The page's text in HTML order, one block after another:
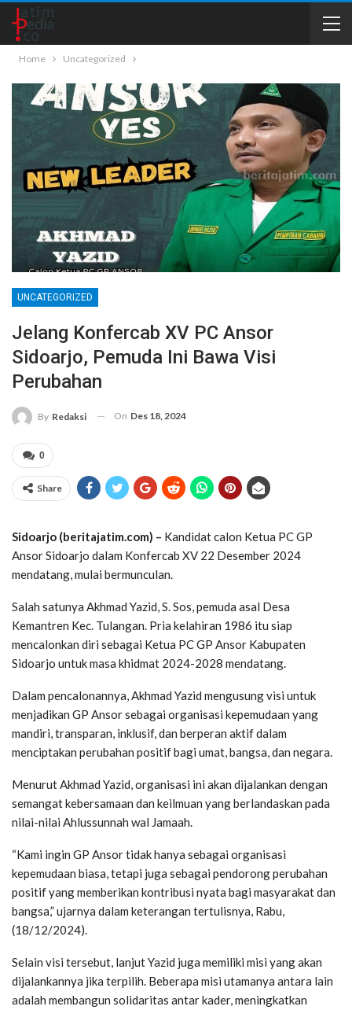
Home Uncategorized
UNCATEGORIZED
Jelang Konfercab XV PC Ansor
Sidoarjo, Pemuda Ini Bawa Visi
Perubahan
By Redaksi On Des 18, 2024
0
Share
Sidoarjo (beritajatim.com) – Kandidat calon Ketua PC GP
Ansor Sidoarjo dalam Konfercab XV 22 Desember 2024
mendatang, mulai bermunculan.
Salah satunya Akhmad Yazid, S. Sos, pemuda asal Desa
Kemantren Kec. Tulangan. Pria kelahiran 1986 itu siap
mencalonkan diri sebagai Ketua PC GP Ansor Kabupaten
Sidoarjo untuk masa khidmat 2024-2028 mendatang.
Dalam pencalonannya, Akhmad Yazid mengusung visi untuk
menjadikan GP Ansor sebagai organisasi kepemudaan yang
mandiri, transparan, inklusif, dan berperan aktif dalam
menciptakan perubahan positif bagi umat, bangsa, dan negara.
Menurut Akhmad Yazid, organisasi ini akan dijalankan dengan
semangat kebersamaan dan keilmuan yang berlandaskan pada
nilai-nilai Ahlussunnah wal Jamaah.
“Kami ingin GP Ansor tidak hanya sebagai organisasi
kepemudaan biasa, tetapi juga sebagai pendorong perubahan
positif yang memberikan kontribusi nyata bagi masyarakat dan
bangsa,” ujarnya dalam keterangan tertulisnya, Rabu,
(18/12/2024).
Selain visi tersebut, lanjut Yazid juga memiliki misi yang akan
dijalankannya jika terpilih. Beberapa misi utamanya antara lain
adalah membangun solidaritas antar kader, meningkatkan